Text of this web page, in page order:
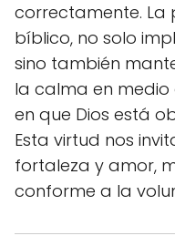
correctamente. La
bíblico, no solo
sino también
la calma en
en que Dios está
Esta virtud nos
fortaleza y amor,
conforme a la